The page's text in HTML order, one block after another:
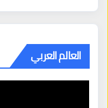
العالم العربي